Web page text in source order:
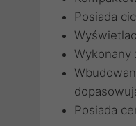
Posiada
Wykonany
Posiada